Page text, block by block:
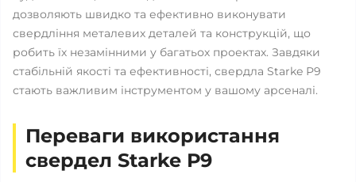
дозволяють швидко та ефективно виконувати
свердління металевих деталей та конструкцій, що
робить їх незамінними у багатьох проектах. Завдяки
стабільній якості та ефективності, свердла Starke Р9
стають важливим інструментом у вашому арсеналі.
Переваги використання
свердел Starke Р9